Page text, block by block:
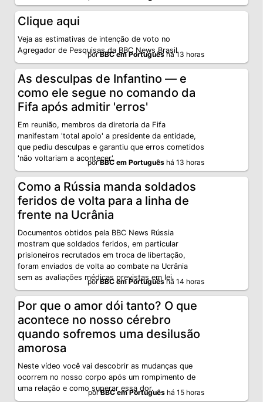
Clique aqui
Veja as estimativas de intenção de voto no
Agregador de Pesquisas da BBC News Brasil
porBBC em Portuguêshá 13 horas
As desculpas de Infantino — e
como ele segue no comando da
Fifa após admitir 'erros'
Em reunião, membros da diretoria da Fifa
manifestam 'total apoio' a presidente da entidade,
que pediu desculpas e garantiu que erros cometidos
'não voltariam a acontecer'.
porBBC em Português há 13 horas
Como a Rússia manda soldados
feridos de volta para a linha de
frente na Ucrânia
Documentos obtidos pela BBC News Rússia
mostram que soldados feridos, em particular
prisioneiros recrutados em troca de libertação,
foram enviados de volta ao combate na Ucrânia
sem as avaliações médicas previstas em lei.
porBBC em Portuguêshá 14 horas
Por que o amor dói tanto? O que
acontece no nosso cérebro
quando sofremos uma desilusão
amorosa
Neste vídeo você vai descobrir as mudanças que
ocorrem no nosso corpo após um rompimento de
uma relação e como superar essa dor.
porBBC em Português há 15 horas